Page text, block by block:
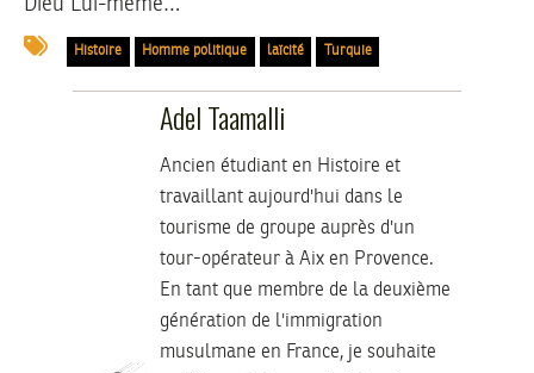
Dieu Lui-même…
Histoire Homme politique laïcité Turquie
Adel Taamalli
Ancien étudiant en Histoire et
travaillant aujourd'hui dans le
tourisme de groupe auprès d'un
tour-opérateur à Aix en Provence.
En tant que membre de la deuxième
génération de l'immigration
musulmane en France, je souhaite